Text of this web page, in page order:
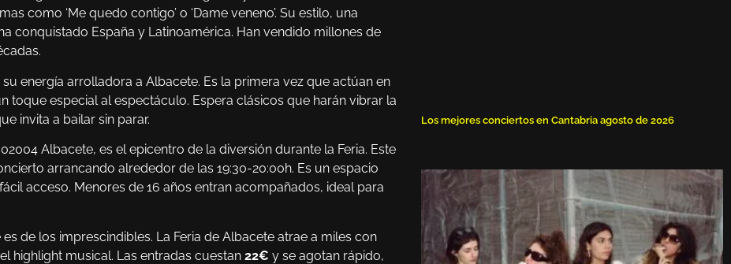
como ‘Me quedo contigo’ o ‘Dame veneno’. Su estilo, una
conquistado España y Latinoamérica. Han vendido millones de
energía arrolladora a Albacete. Es la primera vez que actúan en
toque especial al espectáculo. Espera clásicos que harán vibrar la
invita a bailar sin parar.
Albacete, es el epicentro de la diversión durante la Feria. Este
arrancando alrededor de las 19:30-20:00h. Es un espacio
acceso. Menores de 16 años entran acompañados, ideal para
de los imprescindibles. La Feria de Albacete atrae a miles con
highlight musical. Las entradas cuestan 22€ y se agotan rápido,
Los mejores conciertos en Cantabria agosto de 2026